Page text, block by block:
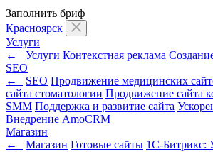
Заполнить бриф
Красноярск
Услуги
←
Услуги Контекстная реклама
SEO
←
SEO Продвижение медицинских
сайта стоматологии Продвижение сайта
SMM Поддержка и развитие сайта
Внедрение AmoCRM
Магазин
←
Магазин Готовые сайты 1С-Битрикс: